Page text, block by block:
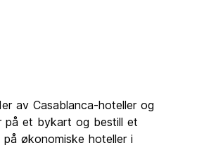
av Casablanca-hoteller og
på et bykart og bestill et
økonomiske hoteller i